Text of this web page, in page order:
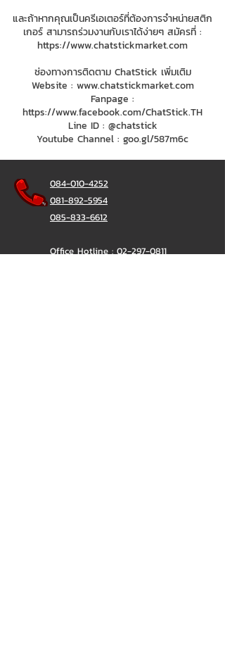
และถ้าหากคุณเป็นครีเอเตอร์ที่ต้องการจำหน่ายสติก
เกอร์ สามารถร่วมงานกับเราได้ง่ายๆ สมัครที่ :
https://www.chatstickmarket.com
ช่องทางการติดตาม ChatStick เพิ่มเติม
Website : www.chatstickmarket.com
Fanpage :
https://www.facebook.com/ChatStick.TH
Line ID : @chatstick
Youtube Channel : goo.gl/587m6c
084-010-4252
081-892-5954
085-833-6612
Office Hotline :02-297-0811